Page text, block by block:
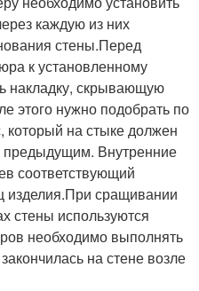
каждую из них
стены.Перед
к установленному
накладку, скрывающую
этого нужно подобрать по
который на стыке должен
предыдущим. Внутренние
соответствующий
изделия.При сращивании
стены используются
необходимо выполнять
на стене возле